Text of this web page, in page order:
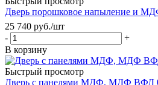
Дверь порошковое напыление и
25 740 руб./шт
-
+
В корзину
Быстрый просмотр
Дверь с панелями МДФ, МДФ ВФД